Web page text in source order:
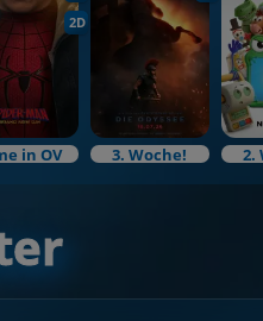
2D
in OV 3. Woche! 2.